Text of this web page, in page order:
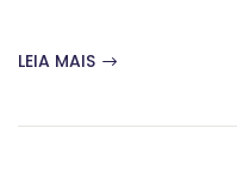
LEIA MAIS